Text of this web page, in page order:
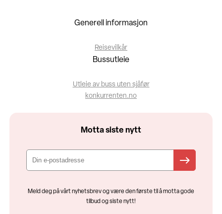
Generell informasjon
Reisevilkår
Bussutleie
Utleie av buss uten sjåfør
konkurrenten.no
Motta siste nytt
Meld deg på vårt nyhetsbrev og være den første til å motta gode
tilbud og siste nytt!